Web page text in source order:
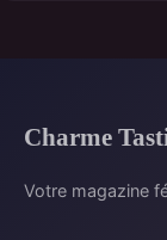
Charme
Votre magazine